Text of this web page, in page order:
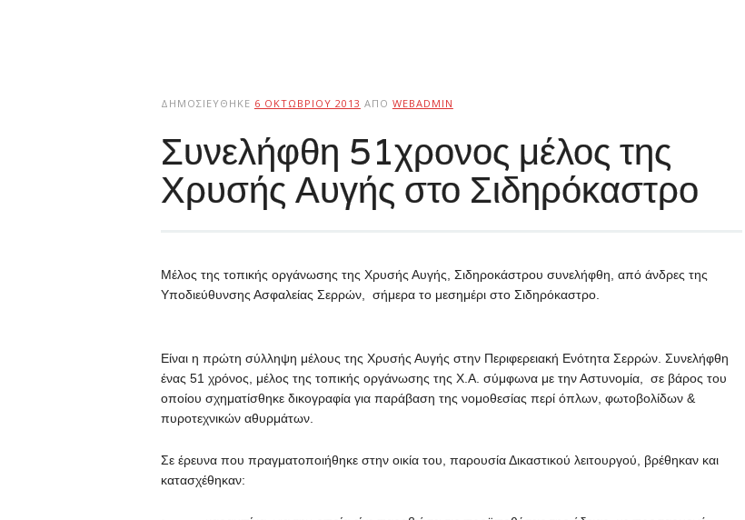
ΔΗΜΟΣΙΕΎΘΗΚΕ 6 ΟΚΤΩΒΡΊΟΥ 2013 ΑΠΌ WEBADMIN
Συνελήφθη 51χρονος μέλος της
Χρυσής Αυγής στο Σιδηρόκαστρο
Μέλος της τοπικής οργάνωσης της Χρυσής Αυγής, Σιδηροκάστρου συνελήφθη, από άνδρες της
Υποδιεύθυνσης Ασφαλείας Σερρών, σήμερα το μεσημέρι στο Σιδηρόκαστρο.
Είναι η πρώτη σύλληψη μέλους της Χρυσής Αυγής στην Περιφερειακή Ενότητα Σερρών. Συνελήφθη
ένας 51 χρόνος, μέλος της τοπικής οργάνωσης της Χ.Α. σύμφωνα με την Αστυνομία, σε βάρος του
οποίου σχηματίσθηκε δικογραφία για παράβαση της νομοθεσίας περί όπλων, φωτοβολίδων &
πυροτεχνικών αθυρμάτων.
Σε έρευνα που πραγματοποιήθηκε στην οικία του, παρουσία Δικαστικού λειτουργού, βρέθηκαν και
κατασχέθηκαν: